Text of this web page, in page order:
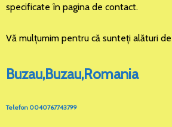
specificate în pagina de contact.
Vă mulţumim pentru că sunteţi alături
Buzau,Buzau,Romania
Telefon 0040767743799